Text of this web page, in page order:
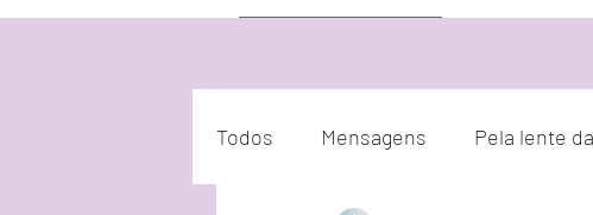
Todos Mensagens Pela lente